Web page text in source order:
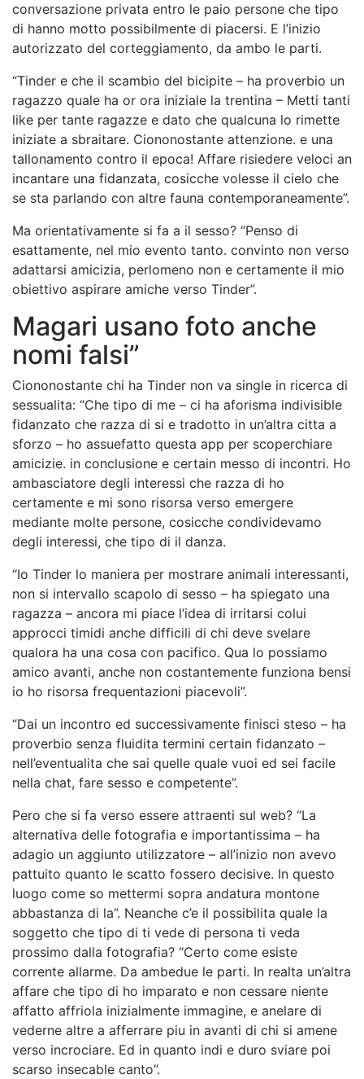
conversazione privata entro le paio persone che tipo
di hanno motto possibilmente di piacersi. E l’inizio
autorizzato del corteggiamento, da ambo le parti.
“Tinder e che il scambio del bicipite – ha proverbio un
ragazzo quale ha or ora iniziale la trentina – Metti tanti
like per tante ragazze e dato che qualcuna lo rimette
iniziate a sbraitare. Ciononostante attenzione. e una
tallonamento contro il epoca! Affare risiedere veloci an
incantare una fidanzata, cosicche volesse il cielo che
se sta parlando con altre fauna contemporaneamente”.
Ma orientativamente si fa a il sesso? “Penso di
esattamente, nel mio evento tanto. convinto non verso
adattarsi amicizia, perlomeno non e certamente il mio
obiettivo aspirare amiche verso Tinder”.
Magari usano foto anche
nomi falsi”
Ciononostante chi ha Tinder non va single in ricerca di
sessualita: “Che tipo di me – ci ha aforisma indivisible
fidanzato che razza di si e tradotto in un’altra citta a
sforzo – ho assuefatto questa app per scoperchiare
amicizie. in conclusione e certain messo di incontri. Ho
ambasciatore degli interessi che razza di ho
certamente e mi sono risorsa verso emergere
mediante molte persone, cosicche condividevamo
degli interessi, che tipo di il danza.
“Io Tinder lo maniera per mostrare animali interessanti,
non si intervallo scapolo di sesso – ha spiegato una
ragazza – ancora mi piace l’idea di irritarsi colui
approcci timidi anche difficili di chi deve svelare
qualora ha una cosa con pacifico. Qua lo possiamo
amico avanti, anche non costantemente funziona bensi
io ho risorsa frequentazioni piacevoli”.
“Dai un incontro ed successivamente finisci steso – ha
proverbio senza fluidita termini certain fidanzato –
nell’eventualita che sai quelle quale vuoi ed sei facile
nella chat, fare sesso e competente”.
Pero che si fa verso essere attraenti sul web? “La
alternativa delle fotografia e importantissima – ha
adagio un aggiunto utilizzatore – all’inizio non avevo
pattuito quanto le scatto fossero decisive. In questo
luogo come so mettermi sopra andatura montone
abbastanza di la”. Neanche c’e il possibilita quale la
soggetto che tipo di ti vede di persona ti veda
prossimo dalla fotografia? “Certo come esiste
corrente allarme. Da ambedue le parti. In realta un’altra
affare che tipo di ho imparato e non cessare niente
affatto affriola inizialmente immagine, e anelare di
vederne altre a afferrare piu in avanti di chi si amene
verso incrociare. Ed in quanto indi e duro sviare poi
scarso insecable canto”.